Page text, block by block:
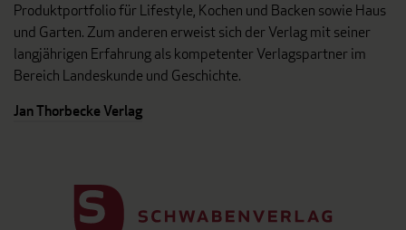
Produktportfolio für Lifestyle, Kochen und Backen sowie Haus
und Garten. Zum anderen erweist sich der Verlag mit seiner
langjährigen Erfahrung als kompetenter Verlagspartner im
Bereich Landeskunde und Geschichte.
Jan Thorbecke Verlag